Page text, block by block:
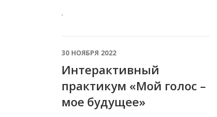
.
30 НОЯБРЯ 2022
Интерактивный
практикум «Мой голос –
мое будущее»